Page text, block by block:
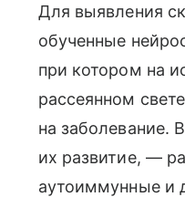
Для выявления
обученные
при котором на
рассеянном
на заболевание.
их развитие, —
аутоиммунные и